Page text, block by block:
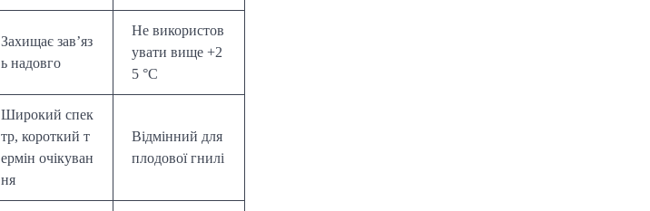
Захищає зав’яз
ь надовго
Не використов
увати вище +2
5 °C
Широкий спек
тр, короткий т
ермін очікуван
ня
Відмінний для
плодової гнилі